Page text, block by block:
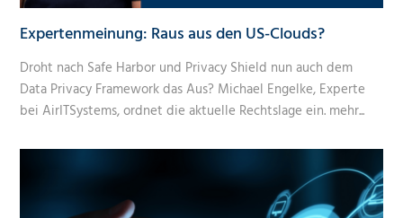
Expertenmeinung: Raus aus den US-Clouds?
Droht nach Safe Harbor und Privacy Shield nun auch dem
Data Privacy Framework das Aus? Michael Engelke, Experte
bei AirITSystems, ordnet die aktuelle Rechtslage ein. mehr...